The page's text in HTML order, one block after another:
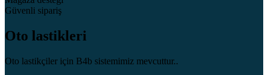
Güvenli sipariş
Oto lastikleri
Oto lastikçiler için B4b sistemimiz mevcuttur..